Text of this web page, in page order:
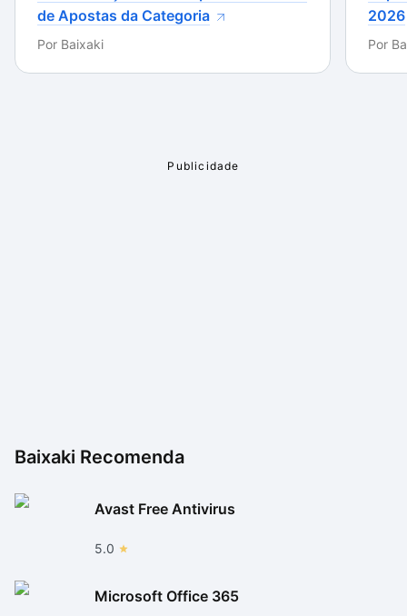
de Apostas da Categoria
Por Baixaki
2026
Por
Baixaki Recomenda
Avast Free Antivirus
5.0
Microsoft Office 365